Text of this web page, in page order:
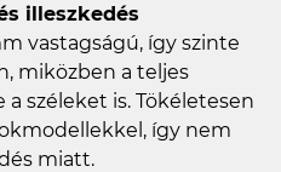
illeszkedés
vastagságú, így szinte
miközben a teljes
széleket is. Tökéletesen
így nem
miatt.